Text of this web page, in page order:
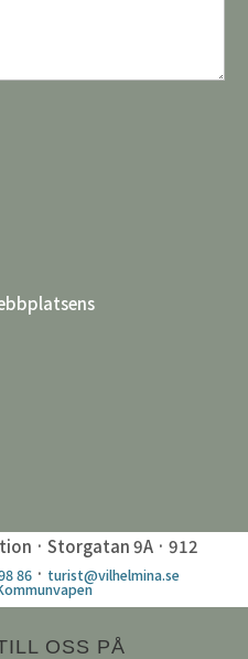
· Storgatan 9A · 912
86 · turist@vilhelmina.se
OSS PÅ